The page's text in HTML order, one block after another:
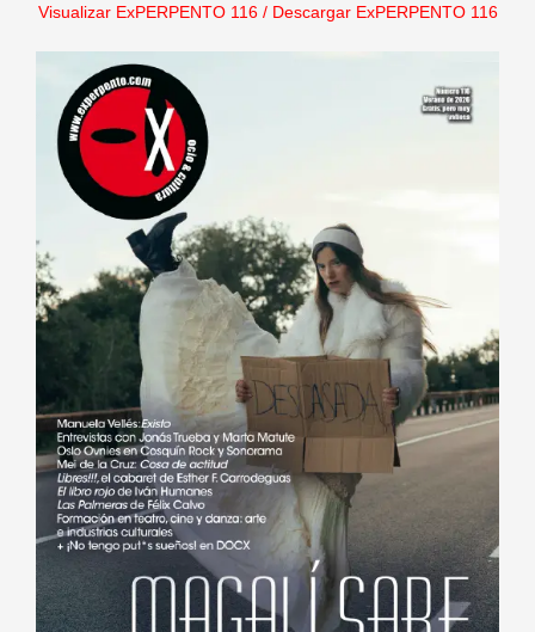
Visualizar ExPERPENTO 116/ Descargar ExPERPENTO 116